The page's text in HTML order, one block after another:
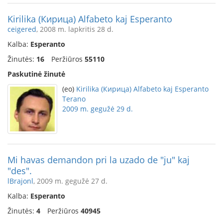
Kirilika (Кирица) Alfabeto kaj Esperanto
ceigered, 2008 m. lapkritis 28 d.
Kalba: Esperanto
Žinutės: 16 Peržiūros 55110
Paskutinė žinutė
(eo) Kirilika (Кирица) Alfabeto kaj Esperanto
Terano
2009 m. gegužė 29 d.
Mi havas demandon pri la uzado de "ju" kaj
"des".
lBrajonl, 2009 m. gegužė 27 d.
Kalba: Esperanto
Žinutės: 4 Peržiūros 40945